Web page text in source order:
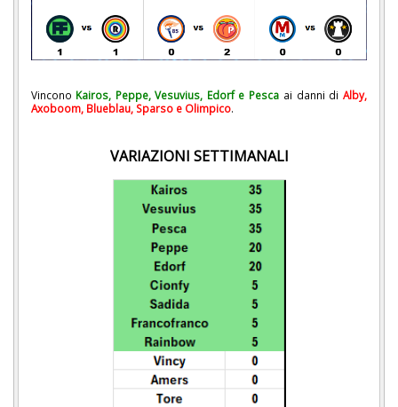
Vincono Kairos, Peppe, Vesuvius, Edorf e Pesca ai danni di Alby,
Axoboom, Blueblau, Sparso e Olimpico.
VARIAZIONI SETTIMANALI